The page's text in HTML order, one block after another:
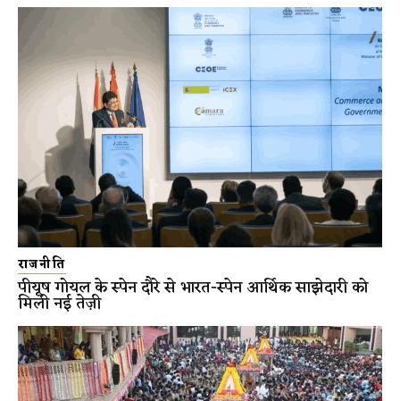
राजनीति
पीयूष गोयल के स्पेन दौरे से भारत-स्पेन आर्थिक साझेदारी को
मिली नई तेज़ी